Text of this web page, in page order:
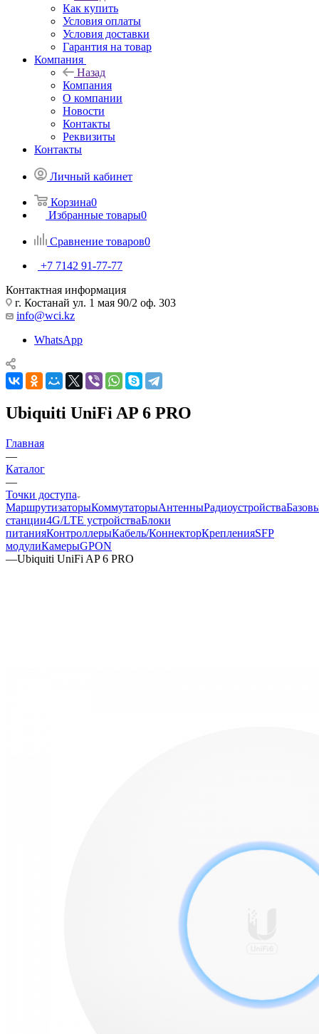
Как купить
Условия оплаты
Условия доставки
Гарантия на товар
Компания
Назад
Компания
О компании
Новости
Контакты
Реквизиты
Контакты
Личный кабинет
Корзина0
Избранные товары0
Сравнение товаров0
+7 7142 91-77-77
Контактная информация
г. Костанай ул. 1 мая 90/2 оф. 303
info@wci.kz
WhatsApp
Ubiquiti UniFi AP 6 PRO
Главная
—
Каталог
—
Точки доступа
МаршрутизаторыКоммутаторыАнтенныРадиоустройства
станции4G/LTE устройстваБлоки
питанияКонтроллерыКабель/КоннекторКрепленияSFP
модулиКамерыGPON
—Ubiquiti UniFi AP 6 PRO